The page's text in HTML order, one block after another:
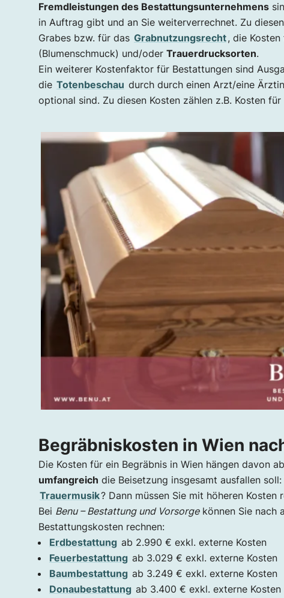
Fremdleistungen des Bestattungsunternehmens
in Auftrag gibt und an Sie weiterverrechnet. Zu
Grabes bzw. für das Grabnutzungsrecht, die Kosten
(Blumenschmuck) und/oder Trauerdrucksorten.
Ein weiterer Kostenfaktor für Bestattungen sind
die Totenbeschau durch durch einen Arzt/eine
optional sind. Zu diesen Kosten zählen z.B. Kosten für
Begräbniskosten in Wien
Die Kosten für ein Begräbnis in Wien hängen davon
umfangreich die Beisetzung insgesamt ausfallen soll:
Trauermusik? Dann müssen Sie mit höheren Kosten
Bei Benu – Bestattung und Vorsorgekönnen Sie nach
Bestattungskosten rechnen:
Erdbestattung ab 2.990 € exkl. externe Kosten
Feuerbestattung ab 3.029 € exkl. externe Kosten
Baumbestattung ab 3.249 € exkl. externe Kosten
Donaubestattung ab 3.400 € exkl. externe Kosten